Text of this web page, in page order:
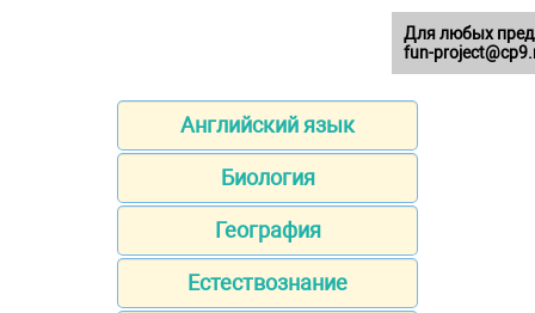
Английский язык
Биология
География
Естествознание
Для любых
fun-